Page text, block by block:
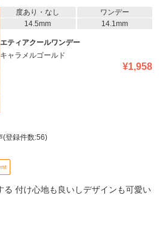
度あり・なし
ワンデー
14.5mm
14.1mm
エティアクールワンデー
キャラメルゴールド
¥1,958
(登録件数:56)
る 付け心地も良いしデザインも可愛い